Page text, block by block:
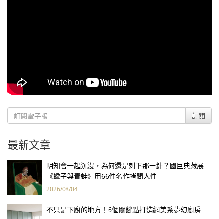
訂閱
最新文章
明知會一起沉沒，為何還是刺下那一針？國巨典藏展
《蠍子與青蛙》用66件名作拷問人性
2026/08/04
不只是下廚的地方！6個關鍵點打造網美系夢幻廚房